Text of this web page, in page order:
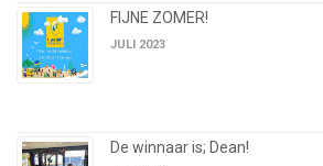
FIJNE ZOMER!
JULI 2023
De winnaar is; Dean!